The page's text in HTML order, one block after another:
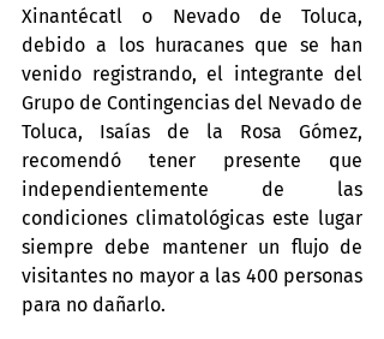
Xinantécatl o Nevado de Toluca,
debido a los huracanes que se han
venido registrando, el integrante del
Grupo de Contingencias del Nevado de
Toluca, Isaías de la Rosa Gómez,
recomendó tener presente que
independientemente de las
condiciones climatológicas este lugar
siempre debe mantener un flujo de
visitantes no mayor a las 400 personas
para no dañarlo.